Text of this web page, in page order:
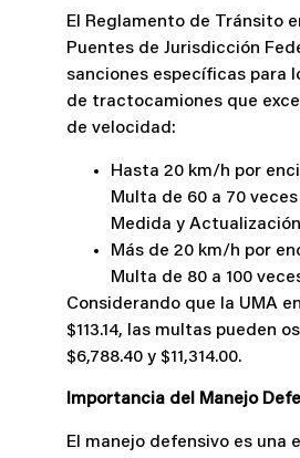
El Reglamento de Tránsito
Puentes de Jurisdicción
sanciones específicas para
de tractocamiones que
de velocidad:
Hasta 20 km/h por
Multa de 60 a 70
Medida y
Más de 20 km/h por
Multa de 80 a 100
Considerando que la UMA
$113.14, las multas pueden
$6,788.40 y $11,314.00.
Importancia del Manejo
El manejo defensivo es una